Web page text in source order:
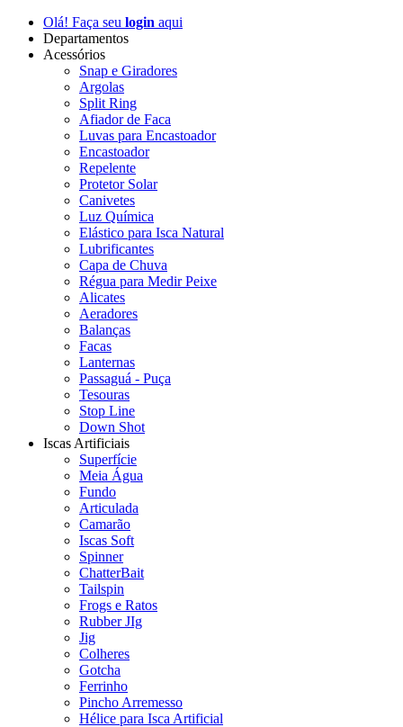
Olá! Faça seu login aqui
Departamentos
Acessórios
Snap e Giradores
Argolas
Split Ring
Afiador de Faca
Luvas para Encastoador
Encastoador
Repelente
Protetor Solar
Canivetes
Luz Química
Elástico para Isca Natural
Lubrificantes
Capa de Chuva
Régua para Medir Peixe
Alicates
Aeradores
Balanças
Facas
Lanternas
Passaguá - Puça
Tesouras
Stop Line
Down Shot
Iscas Artificiais
Superfície
Meia Água
Fundo
Articulada
Camarão
Iscas Soft
Spinner
ChatterBait
Tailspin
Frogs e Ratos
Rubber JIg
Jig
Colheres
Gotcha
Ferrinho
Pincho Arremesso
Hélice para Isca Artificial